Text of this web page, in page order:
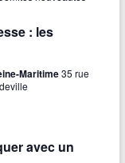
: les
Maritime35 rue
avec un